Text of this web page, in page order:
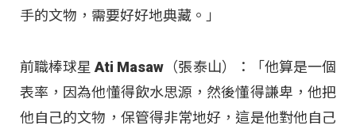
手的文物，需要好好地典藏。」
前職棒球星 Ati Masaw（張泰山）：「他算是一個
表率，因為他懂得飲水思源，然後懂得謙卑，他把
他自己的文物，保管得非常地好，這是他對他自己